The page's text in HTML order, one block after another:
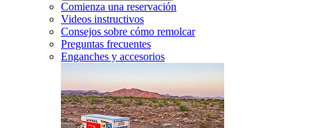
Comienza una reservación
Videos instructivos
Consejos sobre cómo remolcar
Preguntas frecuentes
Enganches y accesorios